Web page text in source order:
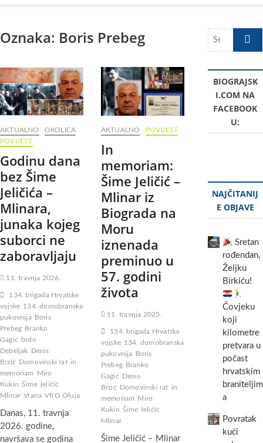
Oznaka: Boris Prebeg
AKTUALNO
OKOLICA
POVIJEST
Godinu dana
bez Šime
Jeličića –
Mlinara,
junaka kojeg
suborci ne
zaboravljaju
11. travnja 2026.
134. brigada Hrvatske
vojske 134. domobranska
pukovnija Boris
Prebeg Branko
Gagić
brdo
Debeljak Denis
Brzić Domovinski rat in
memoriam
Miro
Kukin Šime Jeličić
Mlinar Vrana VRO Oluja
Danas, 11. travnja
2026. godine,
navršava se godina
AKTUALNO POVIJEST
In
memoriam:
Šime Jeličić –
Mlinar iz
Biograda na
Moru
iznenada
preminuo u
57. godini
života
11. travnja 2025.
134. brigada Hrvatske
vojske 134. domobranska
pukovnija
Boris
Prebeg Branko
Gagić Denis
Brzić Domovinski rat in
memoriam Miro
Kukin Šime Jeličić
Mlinar
Šime Jeličić – Mlinar
Search
BIOGRAJSK
I.COM NA
FACEBOOK
U:
NAJČITANIJ
E OBJAVE
Sretan
rođendan,
Željku
Birkiću!
Čovjeku
koji
kilometre
pretvara u
počast
hrvatskim
braniteljim
a
Povratak
kući